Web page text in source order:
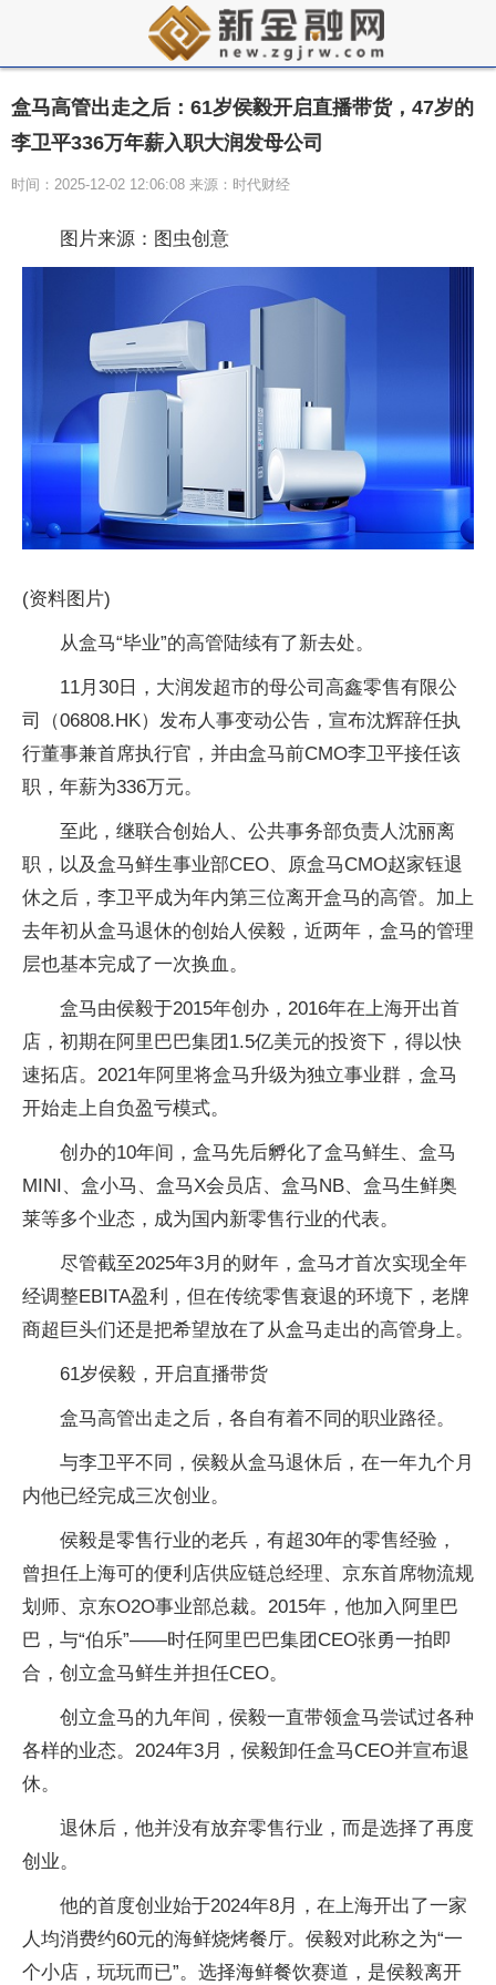
盒马高管出走之后：61岁侯毅开启直播带货，47岁的
李卫平336万年薪入职大润发母公司
时间：2025-12-02 12:06:08 来源：时代财经
图片来源：图虫创意
(资料图片)
从盒马“毕业”的高管陆续有了新去处。
11月30日，大润发超市的母公司高鑫零售有限公
司（06808.HK）发布人事变动公告，宣布沈辉辞任执
行董事兼首席执行官，并由盒马前CMO李卫平接任该
职，年薪为336万元。
至此，继联合创始人、公共事务部负责人沈丽离
职，以及盒马鲜生事业部CEO、原盒马CMO赵家钰退
休之后，李卫平成为年内第三位离开盒马的高管。加上
去年初从盒马退休的创始人侯毅，近两年，盒马的管理
层也基本完成了一次换血。
盒马由侯毅于2015年创办，2016年在上海开出首
店，初期在阿里巴巴集团1.5亿美元的投资下，得以快
速拓店。2021年阿里将盒马升级为独立事业群，盒马
开始走上自负盈亏模式。
创办的10年间，盒马先后孵化了盒马鲜生、盒马
MINI、盒小马、盒马X会员店、盒马NB、盒马生鲜奥
莱等多个业态，成为国内新零售行业的代表。
尽管截至2025年3月的财年，盒马才首次实现全年
经调整EBITA盈利，但在传统零售衰退的环境下，老牌
商超巨头们还是把希望放在了从盒马走出的高管身上。
61岁侯毅，开启直播带货
盒马高管出走之后，各自有着不同的职业路径。
与李卫平不同，侯毅从盒马退休后，在一年九个月
内他已经完成三次创业。
侯毅是零售行业的老兵，有超30年的零售经验，
曾担任上海可的便利店供应链总经理、京东首席物流规
划师、京东O2O事业部总裁。2015年，他加入阿里巴
巴，与“伯乐”——时任阿里巴巴集团CEO张勇一拍即
合，创立盒马鲜生并担任CEO。
创立盒马的九年间，侯毅一直带领盒马尝试过各种
各样的业态。2024年3月，侯毅卸任盒马CEO并宣布退
休。
退休后，他并没有放弃零售行业，而是选择了再度
创业。
他的首度创业始于2024年8月，在上海开出了一家
人均消费约60元的海鲜烧烤餐厅。侯毅对此称之为“一
个小店，玩玩而已”。选择海鲜餐饮赛道，是侯毅离开